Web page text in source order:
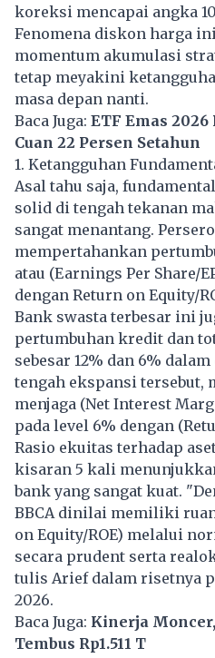
koreksi mencapai angka
Fenomena diskon harga
momentum akumulasi
tetap meyakini
masa depan nanti.
Baca Juga: ETF Emas
Cuan 22 Persen Setahun
1. Ketangguhan
Asal tahu saja,
solid di tengah tekanan
sangat menantang.
mempertahankan
atau (Earnings Per Share/
dengan Return on Equity/
Bank swasta terbesar ini
pertumbuhan kredit dan
sebesar 12% dan 6%
tengah ekspansi tersebut,
menjaga (Net Interest
pada level 6% dengan
Rasio ekuitas terhadap
kisaran 5 kali
bank yang sangat kuat.
BBCA dinilai memiliki
on Equity/ROE) melalui
secara prudent serta
tulis Arief dalam risetnya
2026.
Baca Juga: Kinerja
Tembus Rp1.511 T